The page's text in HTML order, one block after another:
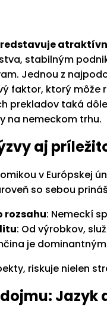
stabilným
Jednou z
faktor, ktorý môže
prekladov taká
na nemeckom trhu.
aj
v Európskej
so sebou
rozsahu: Nemeckí
: Od výrobkov,
je
riskuje nielen
Jazyk